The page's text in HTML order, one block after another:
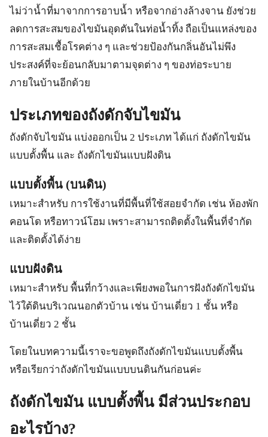
ไม่ว่าน้ำที่มาจากการอาบน้ำ หรือจากอ่างล้างจาน ยังช่วย
ลดการสะสมของไขมันอุดตันในท่อน้ำทิ้ง ถือเป็นแหล่งของ
การสะสมเชื้อโรคต่าง ๆ และช่วยป้องกันกลิ่นอันไม่พึง
ประสงค์ที่จะย้อนกลับมาตามจุดต่าง ๆ ของท่อระบาย
ภายในบ้านอีกด้วย
ประเภทของถังดักจับไขมัน
ถังดักจับไขมัน แบ่งออกเป็น 2 ประเภท ได้แก่ ถังดักไขมัน
แบบตั้งพื้น และ ถังดักไขมันแบบฝังดิน
แบบตั้งพื้น (บนดิน)
เหมาะสำหรับ การใช้งานที่มีพื้นที่ใช้สอยจำกัด เช่น ห้องพัก
คอนโด หรือทาวน์โฮม เพราะสามารถติดตั้งในพื้นที่จำกัด
และติดตั้งได้ง่าย
แบบฝังดิน
เหมาะสำหรับ พื้นที่กว้างและเพียงพอในการฝังถังดักไขมัน
ไว้ใต้ดินบริเวณนอกตัวบ้าน เช่น บ้านเดี่ยว 1 ชั้น หรือ
บ้านเดี่ยว 2 ชั้น
โดยในบทความนี้เราจะขอพูดถึงถังดักไขมันแบบตั้งพื้น
หรือเรียกว่าถังดักไขมันแบบบนดินกันก่อนค่ะ
ถังดักไขมัน แบบตั้งพื้น มีส่วนประกอบ
อะไรบ้าง?